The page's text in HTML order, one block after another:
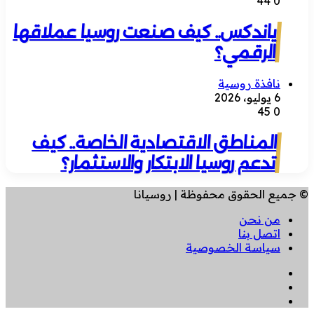
ياندكس.. كيف صنعت روسيا عملاقها
الرقمي؟
نافذة روسية
6 يوليو، 2026
0
المناطق الاقتصادية الخاصة.. كيف
تدعم روسيا الابتكار والاستثمار؟
© جميع الحقوق محفوظة | روسيانا
من نحن
اتصل بنا
سياسة الخصوصية